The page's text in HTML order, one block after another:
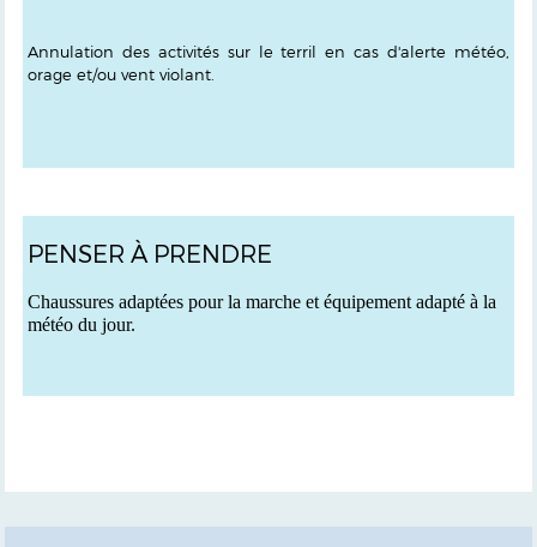
Annulation des activités sur le terril en cas d'alerte météo,
orage et/ou vent violant.
PENSER À PRENDRE
Chaussures adaptées pour la marche et équipement adapté à la
météo du jour.